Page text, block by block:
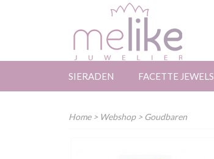
SIERADEN FACETTE JEWELS
Home> Webshop> Goudbaren